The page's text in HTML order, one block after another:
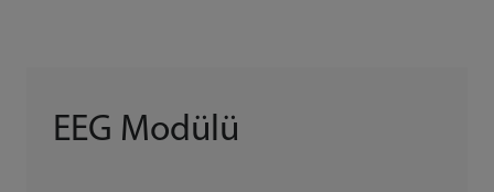
EEG Modülü